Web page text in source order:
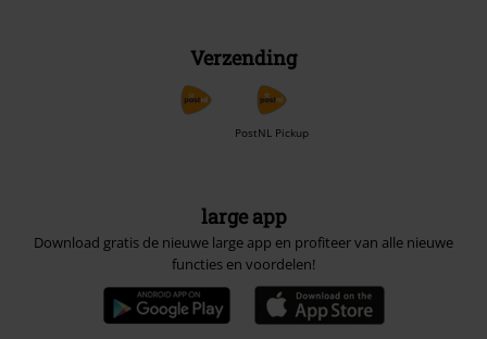
Verzending
PostNL Pickup
large app
Download gratis de nieuwe large app en profiteer van alle nieuwe
functies en voordelen!